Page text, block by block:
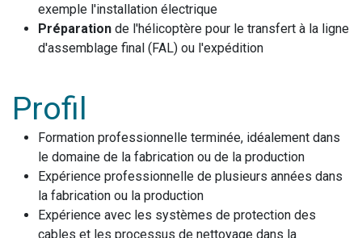
exemple l'installation électrique
Préparation de l'hélicoptère pour le transfert à la ligne
d'assemblage final (FAL) ou l'expédition
Profil
Formation professionnelle terminée, idéalement dans
le domaine de la fabrication ou de la production
Expérience professionnelle de plusieurs années dans
la fabrication ou la production
Expérience avec les systèmes de protection des
cables et les processus de nettoyage dans la